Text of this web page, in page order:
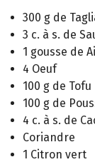
300 g de
3 c. à s. de
1 gousse de
4 Oeuf
100 g de Tofu
100 g de
4 c. à s. de
Coriandre
1 Citron vert